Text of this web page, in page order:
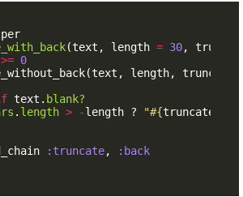
(text , length = 30,
>= 0
(text , length,
text . blank?
. length > -length ? "#{
:truncate,
:back